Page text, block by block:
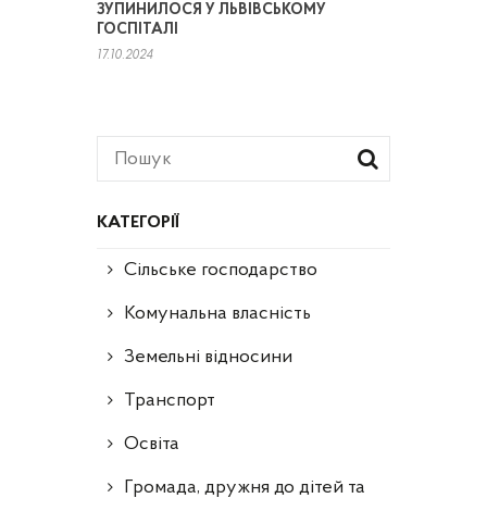
КАТЕГОРІЇ
Сільське господарство
Комунальна власність
Земельні відносини
Транспорт
Освіта
Громада, дружня до дітей та
ЗУПИНИЛОСЯ У ЛЬВІВСЬКОМУ
ГОСПІТАЛІ
17.10.2024